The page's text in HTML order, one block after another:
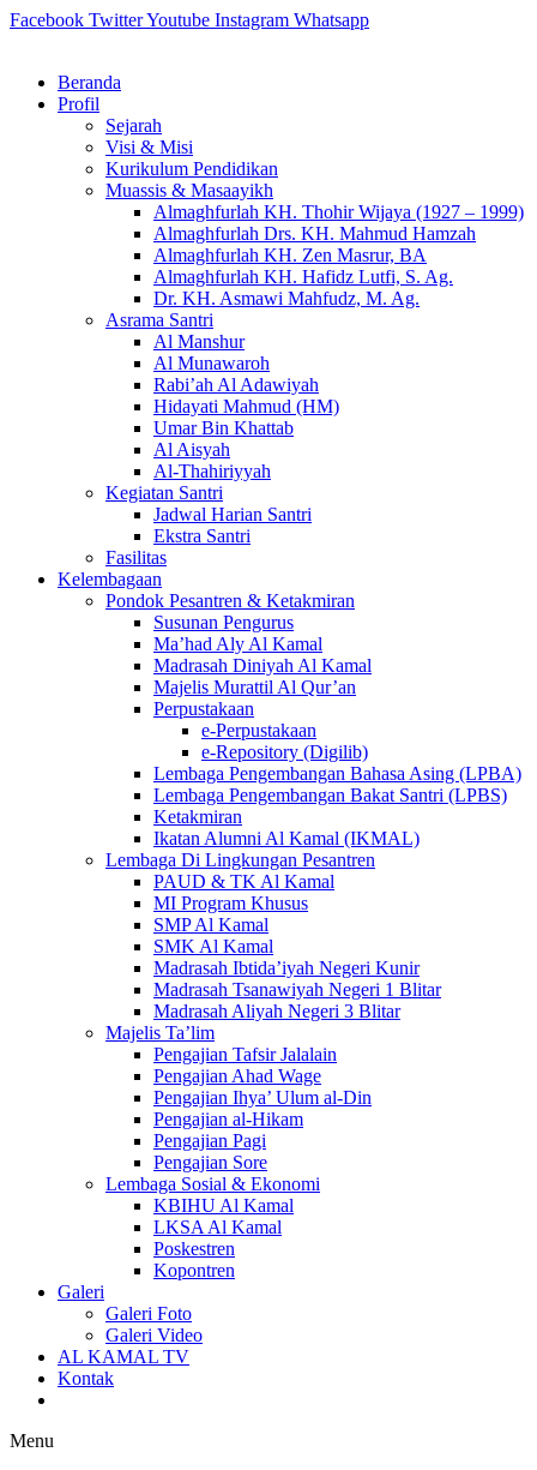
Skip
Facebook TwitterYoutube Instagram Whatsapp
Beranda
Profil
Sejarah
Visi & Misi
Kurikulum Pendidikan
Muassis & Masaayikh
Almaghfurlah KH. Thohir Wijaya (1927 – 1999)
Almaghfurlah Drs. KH. Mahmud Hamzah
Almaghfurlah KH. Zen Masrur, BA
Almaghfurlah KH. Hafidz Lutfi, S. Ag.
Dr. KH. Asmawi Mahfudz, M. Ag.
Asrama Santri
Al Manshur
Al Munawaroh
Rabi’ah Al Adawiyah
Hidayati Mahmud (HM)
Umar Bin Khattab
Al Aisyah
Al-Thahiriyyah
Kegiatan Santri
Jadwal Harian Santri
Ekstra Santri
Fasilitas
Kelembagaan
Pondok Pesantren & Ketakmiran
Susunan Pengurus
Ma’had Aly Al Kamal
Madrasah Diniyah Al Kamal
Majelis Murattil Al Qur’an
Perpustakaan
e-Perpustakaan
e-Repository (Digilib)
Lembaga Pengembangan Bahasa Asing (LPBA)
Lembaga Pengembangan Bakat Santri (LPBS)
Ketakmiran
Ikatan Alumni Al Kamal (IKMAL)
Lembaga Di Lingkungan Pesantren
PAUD & TK Al Kamal
MI Program Khusus
SMP Al Kamal
SMK Al Kamal
Madrasah Ibtida’iyah Negeri Kunir
Madrasah Tsanawiyah Negeri 1 Blitar
Madrasah Aliyah Negeri 3 Blitar
Majelis Ta’lim
Pengajian Tafsir Jalalain
Pengajian Ahad Wage
Pengajian Ihya’ Ulum al-Din
Pengajian al-Hikam
Pengajian Pagi
Pengajian Sore
Lembaga Sosial & Ekonomi
KBIHU Al Kamal
LKSA Al Kamal
Poskestren
Kopontren
Galeri
Galeri Foto
Galeri Video
AL KAMAL TV
Kontak
Menu